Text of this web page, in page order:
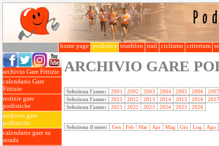
home page podistica triathlon trail ciclismo criterium
archivio Gare Fittizie
calendario Gare
Fittizie
notizie gare
podistiche
archivio gare
podistiche
calendario gare su
strada
ARCHIVIO GARE
Seleziona l'anno: 2001 2002 2003 2004 2005 2006
2007
Seleziona l'anno:
2011 2012 2013 2014 2015 2016
2017
Seleziona l'anno:
2021 2022 2023 2024 2025 2026
Seleziona il mese: Gen Feb Mar Apr Mag Giu Lug Ago